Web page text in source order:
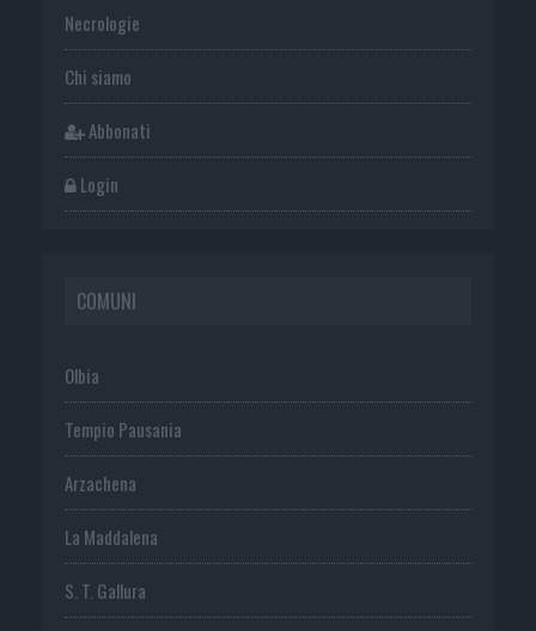
Necrologie
Chi siamo
Abbonati
Login
COMUNI
Olbia
Tempio Pausania
Arzachena
La Maddalena
S. T. Gallura